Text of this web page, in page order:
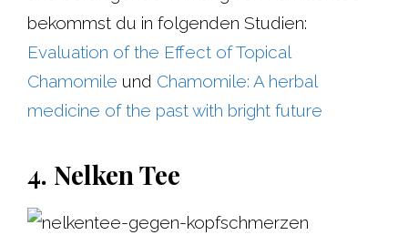
bekommst du in folgenden Studien:
Evaluation of the Effect of Topical
Chamomile und Chamomile: A herbal
medicine of the past with bright future
4. Nelken Tee